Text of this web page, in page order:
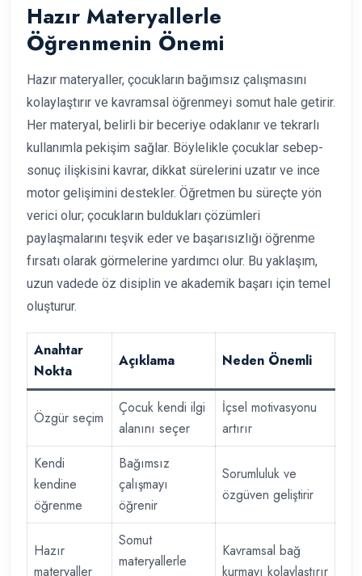
Hazır Materyallerle
Öğrenmenin Önemi
Hazır materyaller, çocukların bağımsız çalışmasını
kolaylaştırır ve kavramsal öğrenmeyi somut hale getirir.
Her materyal, belirli bir beceriye odaklanır ve tekrarlı
kullanımla pekişim sağlar. Böylelikle çocuklar sebep-
sonuç ilişkisini kavrar, dikkat sürelerini uzatır ve ince
motor gelişimini destekler. Öğretmen bu süreçte yön
verici olur; çocukların buldukları çözümleri
paylaşmalarını teşvik eder ve başarısızlığı öğrenme
fırsatı olarak görmelerine yardımcı olur. Bu yaklaşım,
uzun vadede öz disiplin ve akademik başarı için temel
oluşturur.
Anahtar
Nokta
Açıklama Neden Önemli
Özgür seçim
Çocuk kendi ilgi
alanını seçer
İçsel motivasyonu
artırır
Kendi
kendine
öğrenme
Bağımsız
çalışmayı
öğrenir
Sorumluluk ve
özgüven geliştirir
Hazır
materyaller
Somut
materyallerle
Kavramsal bağ
kurmayı kolaylaştırır